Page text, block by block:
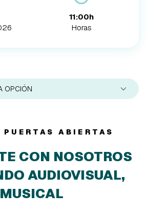
11:00h
Horas
OPCIÓN
PUERTAS ABIERTAS
CON NOSOTROS
AUDIOVISUAL,